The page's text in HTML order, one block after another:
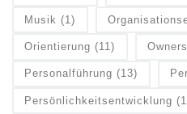
Musik (1)
Orientierung (11)
Personalführung (13)
Persönlichkeitsentwicklung